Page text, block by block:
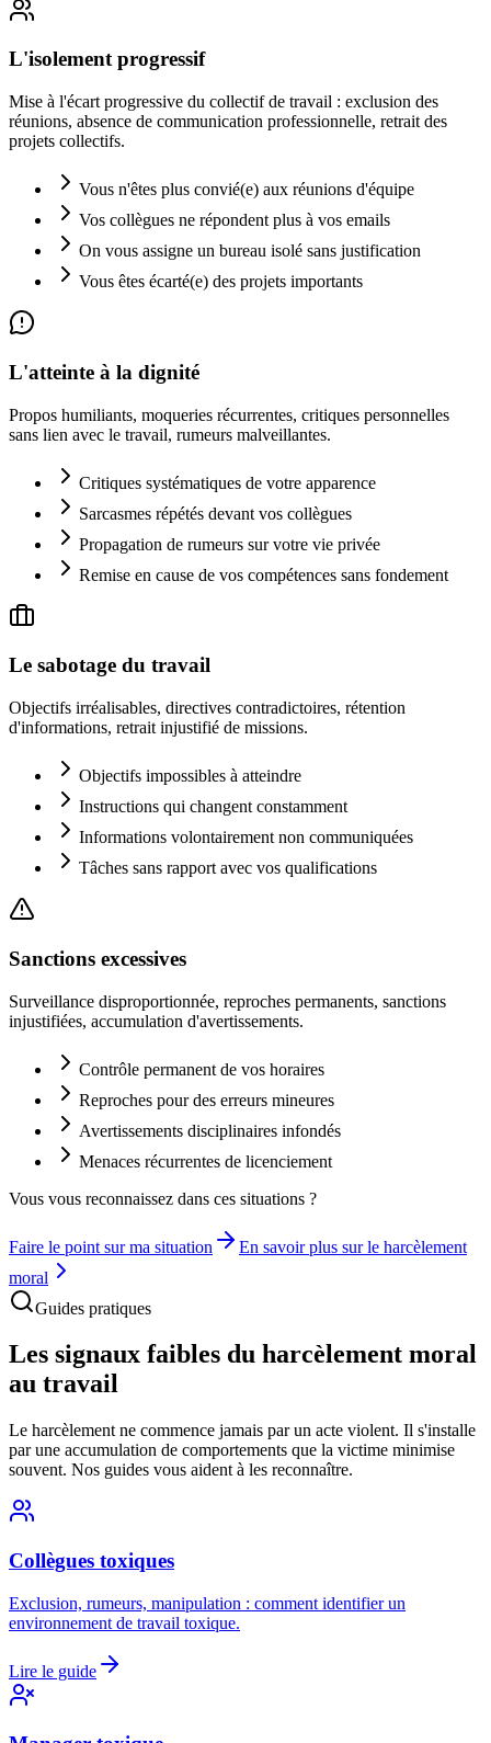
L'isolement progressif
Mise à l'écart progressive du collectif de travail : exclusion des
réunions, absence de communication professionnelle, retrait des
projets collectifs.
Vous n'êtes plus convié(e) aux réunions d'équipe
Vos collègues ne répondent plus à vos emails
On vous assigne un bureau isolé sans justification
Vous êtes écarté(e) des projets importants
L'atteinte à la dignité
Propos humiliants, moqueries récurrentes, critiques personnelles
sans lien avec le travail, rumeurs malveillantes.
Critiques systématiques de votre apparence
Sarcasmes répétés devant vos collègues
Propagation de rumeurs sur votre vie privée
Remise en cause de vos compétences sans fondement
Le sabotage du travail
Objectifs irréalisables, directives contradictoires, rétention
d'informations, retrait injustifié de missions.
Objectifs impossibles à atteindre
Instructions qui changent constamment
Informations volontairement non communiquées
Tâches sans rapport avec vos qualifications
Sanctions excessives
Surveillance disproportionnée, reproches permanents, sanctions
injustifiées, accumulation d'avertissements.
Contrôle permanent de vos horaires
Reproches pour des erreurs mineures
Avertissements disciplinaires infondés
Menaces récurrentes de licenciement
Vous vous reconnaissez dans ces situations ?
Faire le point sur ma situation
En savoir plus sur le harcèlement
moral
Guides pratiques
Les signaux faibles du harcèlement moral
au travail
Le harcèlement ne commence jamais par un acte violent. Il s'installe
par une accumulation de comportements que la victime minimise
souvent. Nos guides vous aident à les reconnaître.
Collègues toxiques
Exclusion, rumeurs, manipulation : comment identifier un
environnement de travail toxique.
Lire le guide